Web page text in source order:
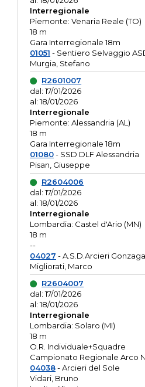
Interregionale
Piemonte: Venaria Reale (TO)
18 m
Gara Interregionale 18m
01051 - Sentiero Selvaggio
Murgia, Stefano
R2601007
dal: 17/01/2026
al: 18/01/2026
Interregionale
Piemonte: Alessandria (AL)
18 m
Gara Interregionale 18m
01080- SSD DLF Alessandria
Pisan, Giuseppe
R2604006
dal: 17/01/2026
al: 18/01/2026
Interregionale
Lombardia: Castel d'Ario (MN)
18 m
--
04027 - A.S.D.Arcieri Gonzaga
Migliorati, Marco
R2604007
dal: 17/01/2026
al: 18/01/2026
Interregionale
Lombardia: Solaro (MI)
18 m
O.R. Individuale+Squadre
Campionato Regionale Arco
04038- Arcieri del Sole
Vidari, Bruno